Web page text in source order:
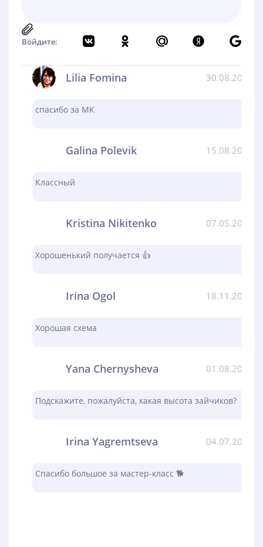
Войдите:
Lilia Fomina 30.08.2024
спасибо за МК
Galina Polevik 15.08.2024
Классный
Kristina Nikitenko 07.05.2024
Хорошенький получается 👍
Irina Ogol 18.11.2023
Хорошая схема
Yana Chernysheva 01.08.2023
Подскажите, пожалуйста, какая высота зайчиков?
Irina Yagremtseva 04.07.2023
Спасибо большое за мастер-класс 🐕